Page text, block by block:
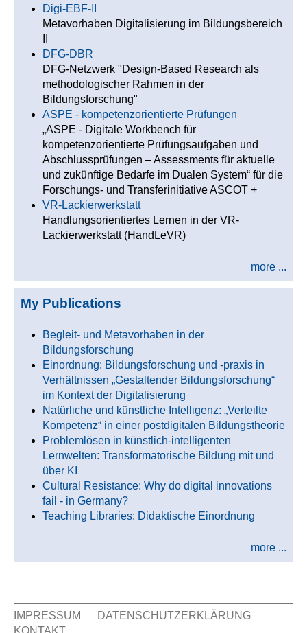
Digi-EBF-II
Metavorhaben Digitalisierung im Bildungsbereich
DFG-DBR
DFG-Netzwerk "Design-Based Research als
methodologischer Rahmen in der
Bildungsforschung"
ASPE - kompetenzorientierte Prüfungen
„ASPE - Digitale Workbench für
kompetenzorientierte Prüfungsaufgaben und
Abschlussprüfungen – Assessments für aktuelle
und zukünftige Bedarfe im Dualen System“ für die
Forschungs- und Transferinitiative ASCOT +
VR-Lackierwerkstatt
Handlungsorientiertes Lernen in der VR-
Lackierwerkstatt (HandLeVR)
more ...
My Publications
Begleit- und Metavorhaben in der
Bildungsforschung
Einordnung: Bildungsforschung und -praxis in
Verhältnissen „Gestaltender Bildungsforschung“
im Kontext der Digitalisierung
Natürliche und künstliche Intelligenz: „Verteilte
Kompetenz“ in einer postdigitalen Bildungstheorie
Problemlösen in künstlich-intelligenten
Lernwelten: Transformatorische Bildung mit und
über KI
Cultural Resistance: Why do digital innovations
fail - in Germany?
Teaching Libraries: Didaktische Einordnung
more ...
IMPRESSUM
DATENSCHUTZERKLÄRUNG
KONTAKT